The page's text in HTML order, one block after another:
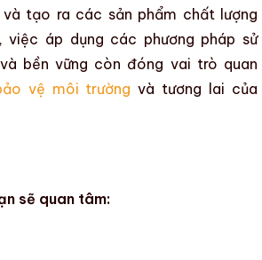
tạo ra các sản phẩm chất lượng
việc áp dụng các phương pháp sử
bền vững còn đóng vai trò quan
vệ môi trường và tương lai của
sẽ quan tâm: